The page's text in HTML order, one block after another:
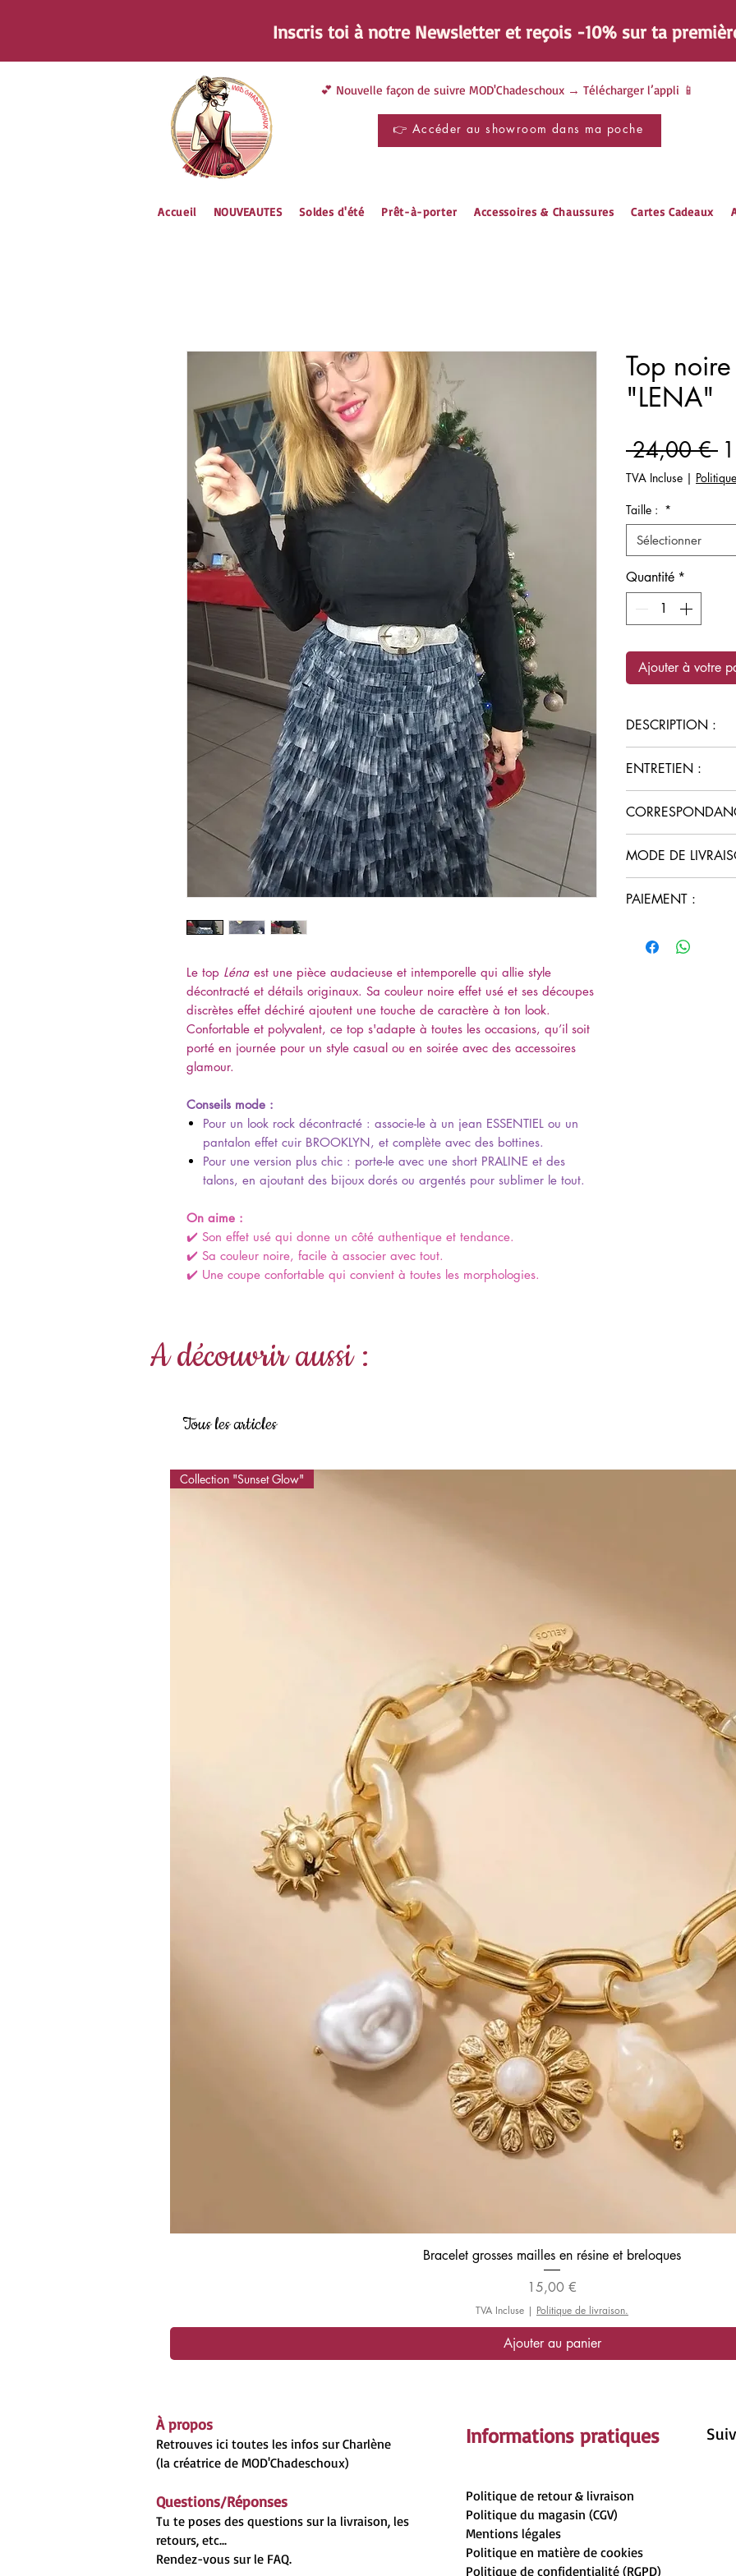
Inscris toi à notre Newsletter et reçois -10% sur ta
💕 Nouvelle façon de suivre MOD'Chadeschoux → Télécharger l’appli 📱
👉 Accéder au showroom dans ma poche
Accueil NOUVEAUTES Soldes d'été Prêt-à-porter Accessoires & Chaussures Cartes Cadeaux
Le top Léna est une pièce audacieuse et intemporelle qui allie style
décontracté et détails originaux. Sa couleur noire effet usé et ses découpes
discrètes effet déchiré ajoutent une touche de caractère à ton look.
Confortable et polyvalent, ce top s'adapte à toutes les occasions, qu’il soit
porté en journée pour un style casual ou en soirée avec des accessoires
glamour.
Conseils mode :
Pour un look rock décontracté : associe-le à un jean ESSENTIEL ou un
pantalon effet cuir BROOKLYN, et complète avec des bottines.
Pour une version plus chic : porte-le avec une short PRALINE et des
talons, en ajoutant des bijoux dorés ou argentés pour sublimer le tout.
On aime :
✔️ Son effet usé qui donne un côté authentique et tendance.
✔️ Sa couleur noire, facile à associer avec tout.
✔️ Une coupe confortable qui convient à toutes les morphologies.
Top
"LENA"
24,00 €
TVA Incluse |
Taille : *
Sélectionner
Quantité *
Ajouter à votre
DESCRIPTION :
subtilement
passe-partout.
Col :Rond en V
Manches :
en mi-saison ou
Matière :
Viscose, doux
ENTRETIEN :
usé et les
M correspond à
L correspond à
XL correspond
MODE DE
Livraison 4 kms
dès 60€ d'achat.
PAIEMENT :
Paiement
A découvrir aussi :
Tous les articles
Aperçu rapide
Collection "Sunset Glow"
Bracelet grosses mailles en résine et breloques
Prix
15,00 €
TVA Incluse | Politique de livraison.
Ajouter au panier
À propos
Retrouves ici toutes les infos sur Charlène
(la créatrice de MOD'Chadeschoux)
Questions/Réponses
Tu te poses des questions sur la livraison, les
retours, etc...
Rendez-vous sur le FAQ.
Informations pratiques
Politique de retour & livraison
Politique du magasin (CGV)
Mentions légales
Politique en matière de cookies
Politique de confidentialité (RGPD)